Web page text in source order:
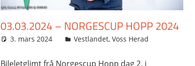
03.03.2024 – NORGESCUP HOPP 2024
3. mars 2024 Svein
Vestlandet,Voss Herad
Bileletglimt frå Norgescup Hopp dag 2. i